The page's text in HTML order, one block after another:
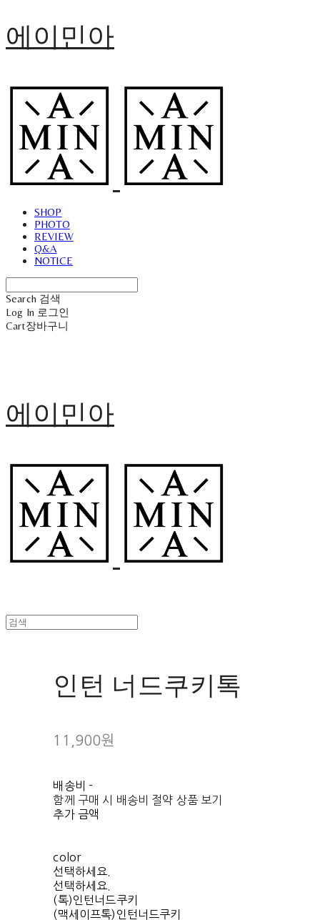
에이민아
SHOP
PHOTO
REVIEW
Q&A
NOTICE
Search 검색
Log In 로그인
Cart장바구니
에이민아
인턴 너드쿠키톡
11,900원
배송비-
함께 구매 시 배송비 절약 상품 보기
추가 금액
color
선택하세요.
선택하세요.
(톡)인턴너드쿠키
(맥세이프톡)인턴너드쿠키